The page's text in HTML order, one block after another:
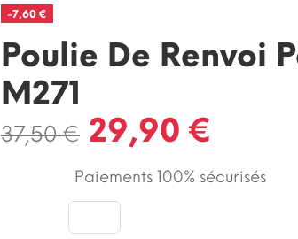
-7,60 €
Poulie De Renvoi
M271
37,50 € 29,90 €
Paiements 100% sécurisés